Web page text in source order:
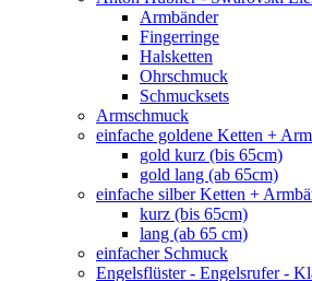
Armbänder
Fingerringe
Halsketten
Ohrschmuck
Schmucksets
Armschmuck
einfache goldene Ketten +
gold kurz (bis 65cm)
gold lang (ab 65cm)
einfache silber Ketten +
kurz (bis 65cm)
lang (ab 65 cm)
einfacher Schmuck
Engelsflüster - Engelsrufer -